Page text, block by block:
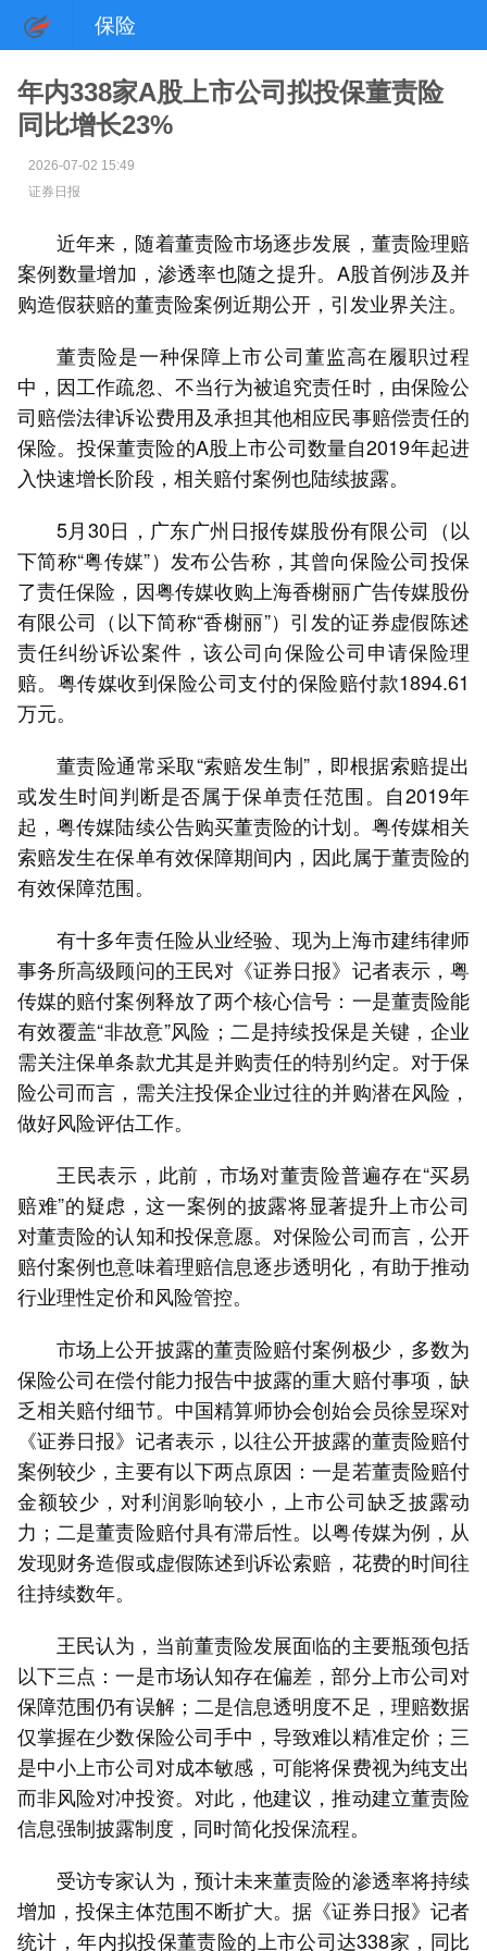
保险
年内338家A股上市公司拟投保董责险
同比增长23%
2026-07-02 15:49
证券日报
近年来，随着董责险市场逐步发展，董责险理赔
案例数量增加，渗透率也随之提升。A股首例涉及并
购造假获赔的董责险案例近期公开，引发业界关注。
董责险是一种保障上市公司董监高在履职过程
中，因工作疏忽、不当行为被追究责任时，由保险公
司赔偿法律诉讼费用及承担其他相应民事赔偿责任的
保险。投保董责险的A股上市公司数量自2019年起进
入快速增长阶段，相关赔付案例也陆续披露。
5月30日，广东广州日报传媒股份有限公司（以
下简称“粤传媒”）发布公告称，其曾向保险公司投保
了责任保险，因粤传媒收购上海香榭丽广告传媒股份
有限公司（以下简称“香榭丽”）引发的证券虚假陈述
责任纠纷诉讼案件，该公司向保险公司申请保险理
赔。粤传媒收到保险公司支付的保险赔付款1894.61
万元。
董责险通常采取“索赔发生制”，即根据索赔提出
或发生时间判断是否属于保单责任范围。自2019年
起，粤传媒陆续公告购买董责险的计划。粤传媒相关
索赔发生在保单有效保障期间内，因此属于董责险的
有效保障范围。
有十多年责任险从业经验、现为上海市建纬律师
事务所高级顾问的王民对《证券日报》记者表示，粤
传媒的赔付案例释放了两个核心信号：一是董责险能
有效覆盖“非故意”风险；二是持续投保是关键，企业
需关注保单条款尤其是并购责任的特别约定。对于保
险公司而言，需关注投保企业过往的并购潜在风险，
做好风险评估工作。
王民表示，此前，市场对董责险普遍存在“买易
赔难”的疑虑，这一案例的披露将显著提升上市公司
对董责险的认知和投保意愿。对保险公司而言，公开
赔付案例也意味着理赔信息逐步透明化，有助于推动
行业理性定价和风险管控。
市场上公开披露的董责险赔付案例极少，多数为
保险公司在偿付能力报告中披露的重大赔付事项，缺
乏相关赔付细节。中国精算师协会创始会员徐昱琛对
《证券日报》记者表示，以往公开披露的董责险赔付
案例较少，主要有以下两点原因：一是若董责险赔付
金额较少，对利润影响较小，上市公司缺乏披露动
力；二是董责险赔付具有滞后性。以粤传媒为例，从
发现财务造假或虚假陈述到诉讼索赔，花费的时间往
往持续数年。
王民认为，当前董责险发展面临的主要瓶颈包括
以下三点：一是市场认知存在偏差，部分上市公司对
保障范围仍有误解；二是信息透明度不足，理赔数据
仅掌握在少数保险公司手中，导致难以精准定价；三
是中小上市公司对成本敏感，可能将保费视为纯支出
而非风险对冲投资。对此，他建议，推动建立董责险
信息强制披露制度，同时简化投保流程。
受访专家认为，预计未来董责险的渗透率将持续
增加，投保主体范围不断扩大。据《证券日报》记者
统计，年内拟投保董责险的上市公司达338家，同比